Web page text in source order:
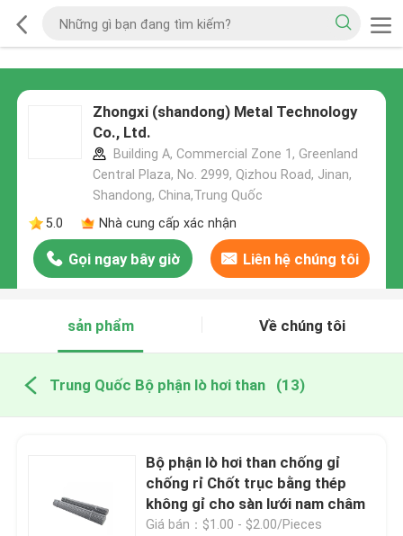
Zhongxi (shandong) Metal Technology
Co., Ltd.
Building A, Commercial Zone 1, Greenland
Central Plaza, No. 2999, Qizhou Road, Jinan,
Shandong, China,Trung Quốc
5.0
Nhà cung cấp xác nhận
Gọi ngay bây giờ Liên hệ chúng tôi
sản phẩm Về chúng tôi
Trung Quốc Bộ phận lò hơi than (13)
Bộ phận lò hơi than chống gỉ
chống rỉ Chốt trục bằng thép
không gỉ cho sàn lưới nam châm
Giá bán：$1.00 - $2.00/Pieces